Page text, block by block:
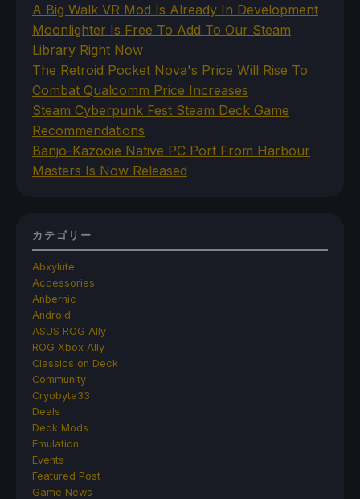
A Big Walk VR Mod Is Already In Development
Moonlighter Is Free To Add To Our Steam
Library Right Now
The Retroid Pocket Nova's Price Will Rise To
Combat Qualcomm Price Increases
Steam Cyberpunk Fest Steam Deck Game
Recommendations
Banjo-Kazooie Native PC Port From Harbour
Masters Is Now Released
カテゴリー
Abxylute
Accessories
Anbernic
Android
ASUS ROG Ally
ROG Xbox Ally
Classics on Deck
Community
Cryobyte33
Deals
Deck Mods
Emulation
Events
Featured Post
Game News